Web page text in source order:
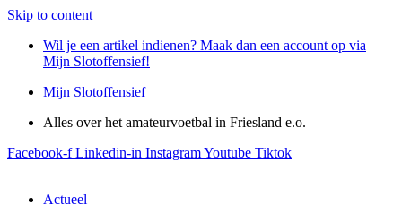
Skip to content
Wil je een artikel indienen? Maak dan een account op via
Mijn Slotoffensief!
Mijn Slotoffensief
Alles over het amateurvoetbal in Friesland e.o.
Facebook-f Linkedin-in InstagramYoutube Tiktok
Actueel